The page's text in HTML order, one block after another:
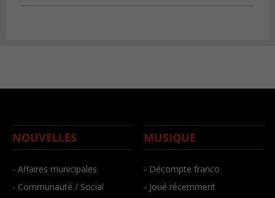
NOUVELLES
- Affaires municipales
- Communauté / Social
MUSIQUE
- Décompte franco
- Joué récemment